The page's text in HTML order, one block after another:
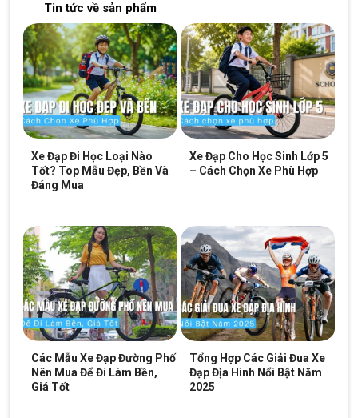
Đùi đĩa làm từ hợp kim thép
Dĩa 1 tầng và líp vặn Kangyue 6 tầng, thiết kế để chuyển đổi tốc
Sên (xích): Narrow 6 tốc độ, được thiết kế để đảm bảo truyền
động đạt hiệu suất cao.
Tin tức về sản phẩm
Xe Đạp Đi Học Loại Nào
Tốt? Top Mẫu Đẹp, Bền Và
Đáng Mua
Xe Đạp Cho Học Sinh Lớp 5
– Cách Chọn Xe Phù Hợp
Các Mẫu Xe Đạp Đường Phố
Nên Mua Để Đi Làm Bền,
Giá Tốt
Tổng Hợp Các Giải Đua Xe
Đạp Địa Hình Nổi Bật Năm
2025